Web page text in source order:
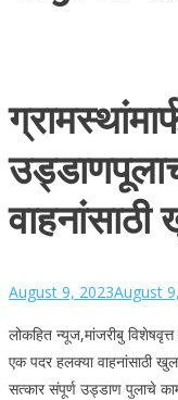
वाहनांसाठी
August 9, 2023August
लोकहित न्यूज,मांजरीबु
एक पदर हलक्या वाहनांसाठी
सत्कार संपूर्ण उड्डाण पुलाचे